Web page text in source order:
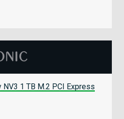
NV3 1 TB M.2 PCI Express